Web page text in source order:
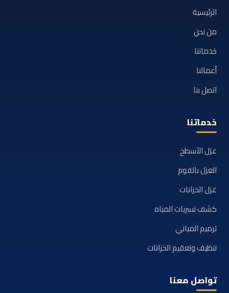
الرئيسية
من نحن
خدماتنا
أعمالنا
اتصل بنا
خدماتنا
عزل الأسطح
العزل بالفوم
عزل الخزانات
كشف تسربات المياه
ترميم المباني
تنظيف وتعقيم الخزانات
تواصل معنا